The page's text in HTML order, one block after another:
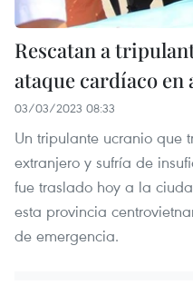
Rescatan a
ataque cardíaco en
03/03/2023 08:33
Un tripulante ucranio que
extranjero y sufría de
fue traslado hoy a la
esta provincia
de emergencia.